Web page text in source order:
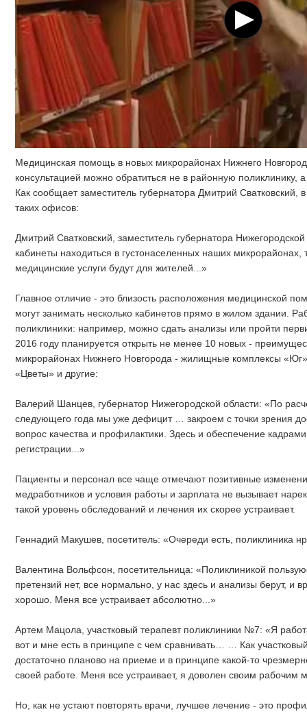
Медицинская помощь в новых микрорайонах Нижнего
консультацией можно обратиться не в районную поликлинику,
Как сообщает заместитель губернатора Дмитрий Сватковский,
таких офисов:
Дмитрий Сватковский, заместитель губернатора
кабинеты находиться в густонаселенных наших микрорайонах,
медицинские услуги будут для жителей...»
Главное отличие - это близость расположения медицинской
могут занимать несколько кабинетов прямо в жилом здании.
поликлиники: например, можно сдать анализы или пройти
2016 году планируется открыть не менее 10 новых -
микрорайонах Нижнего Новгорода - жилищные комплексы
«Цветы» и другие:
Валерий Шанцев, губернатор Нижегородской области: «По
следующего года мы уже дефицит … закроем с точки зрения
вопрос качества и профилактики. Здесь и обеспечение
регистрации...»
Пациенты и персонал все чаще отмечают позитивные
медработников и условия работы и зарплата не вызывает
такой уровень обследований и лечения их скорее устраивает.
Геннадий Макушев, посетитель: «Очереди есть, поликлиника
Валентина Вольфсон, посетительница: «Поликлиникой
претензий нет, все нормально, у нас здесь и анализы берут, и
хорошо. Меня все устраивает абсолютно...»
Артем Мацола, участковый терапевт поликлиники №7: «Я
вот и мне есть в принципе с чем сравнивать… … Как
достаточно планово на приеме и в принципе какой-то
своей работе. Меня все устраивает, я доволен своим рабочим
Но, как не устают повторять врачи, лучшее лечение - это